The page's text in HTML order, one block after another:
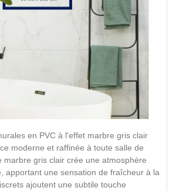
en PVC à l'effet marbre gris clair
moderne et raffinée à toute salle de
marbre gris clair crée une atmosphère
apportant une sensation de fraîcheur à la
ajoutent une subtile touche